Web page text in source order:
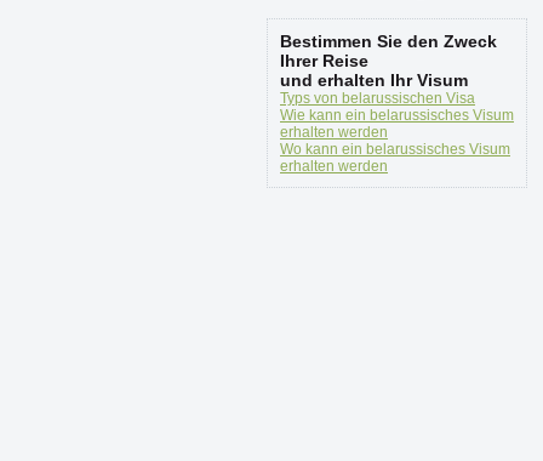
Bestimmen Sie den Zweck
Ihrer Reise
und erhalten Ihr Visum
Typs von belarussischen Visa
Wie kann ein belarussisches Visum
erhalten werden
Wo kann ein belarussisches Visum
erhalten werden